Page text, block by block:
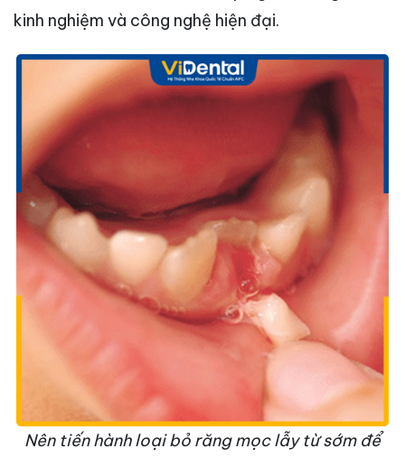
kinh nghiệm và công nghệ hiện đại.
Nên tiến hành loại bỏ răng mọc lẫy từ sớm để